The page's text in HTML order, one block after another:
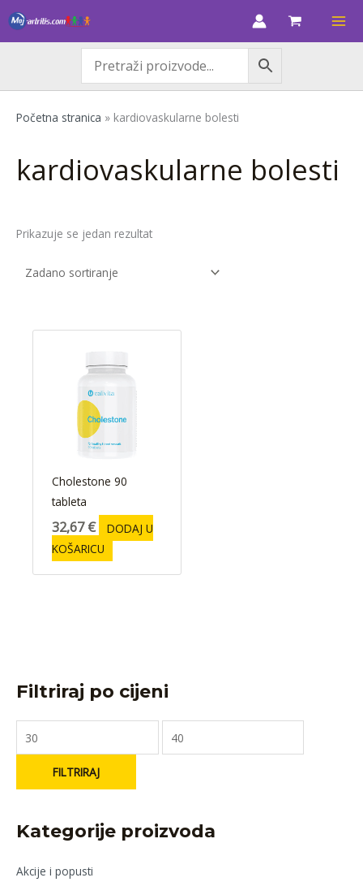
Skip
to
Filtriraj po cijeni
M
i
j
n
a
k
s
i
e
n
FILTRIRAJ
Kategorije proizvoda
Akcije i popusti
Početna stranica » kardiovaskularne bolesti
kardiovaskularne bolesti
Prikazuje se jedan rezultat
Cholestone 90
tableta
32,67€
DODAJ U
KOŠARICU